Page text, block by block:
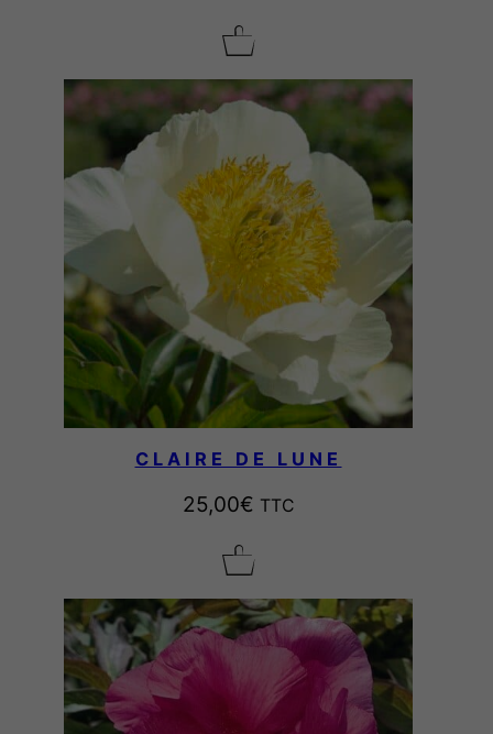
CLAIRE DE LUNE
25,00€ TTC